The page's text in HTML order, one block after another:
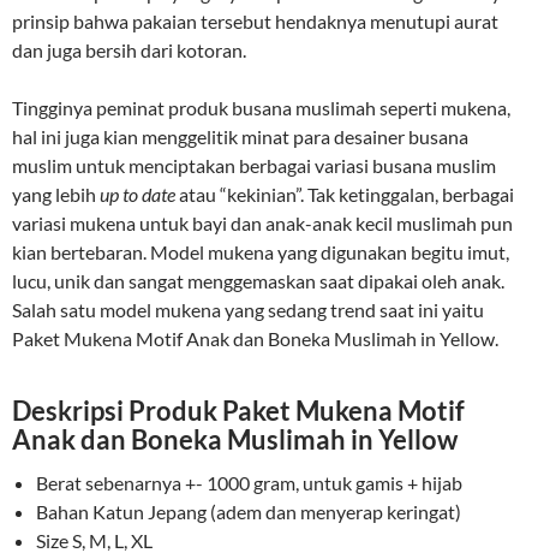
prinsip bahwa pakaian tersebut hendaknya menutupi aurat
dan juga bersih dari kotoran.
Tingginya peminat produk busana muslimah seperti mukena,
hal ini juga kian menggelitik minat para desainer busana
muslim untuk menciptakan berbagai variasi busana muslim
yang lebih up to dateatau “kekinian”. Tak ketinggalan, berbagai
variasi mukena untuk bayi dan anak-anak kecil muslimah pun
kian bertebaran. Model mukena yang digunakan begitu imut,
lucu, unik dan sangat menggemaskan saat dipakai oleh anak.
Salah satu model mukena yang sedang trend saat ini yaitu
Paket Mukena Motif Anak dan Boneka Muslimah in Yellow.
Deskripsi Produk Paket Mukena Motif
Anak dan Boneka Muslimah in Yellow
Berat sebenarnya +- 1000 gram, untuk gamis + hijab
Bahan Katun Jepang (adem dan menyerap keringat)
Size S, M, L, XL